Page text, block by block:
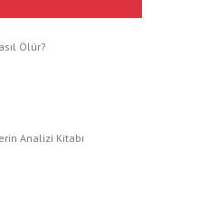
Ölür?
Analizi Kitabı